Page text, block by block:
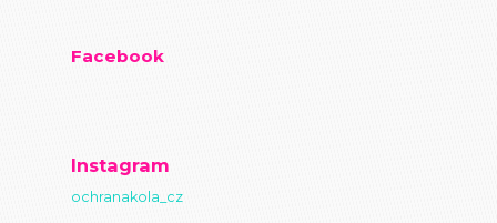
Facebook
Instagram
ochranakola_cz